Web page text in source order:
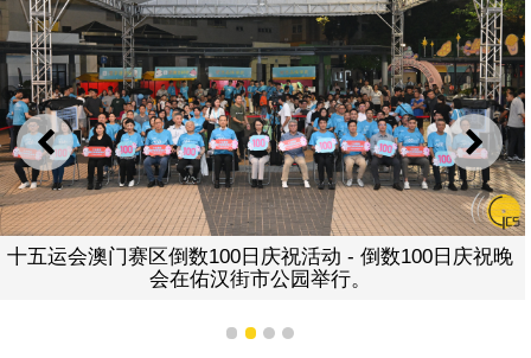
上一则 下一
十五运会澳门赛区倒数100日庆祝活动 - 倒数100日庆祝晚
会在佑汉街市公园举行。
1 2 3 4